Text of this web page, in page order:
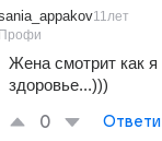
Профи
11лет
Жена смотрит как
здоровье...)))
0